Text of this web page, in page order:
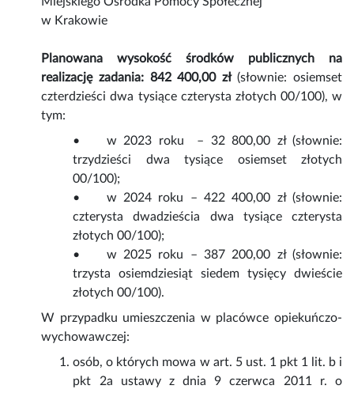
w Krakowie
Planowana wysokość środków publicznych na
realizację zadania: 842 400,00 zł(słownie: osiemset
czterdzieści dwa tysiące czterysta złotych 00/100), w
tym:
• w 2023 roku – 32 800,00 zł (słownie:
trzydzieści dwa tysiące osiemset złotych
00/100);
• w 2024 roku – 422 400,00 zł (słownie:
czterysta dwadzieścia dwa tysiące czterysta
złotych 00/100);
• w 2025 roku – 387 200,00 zł (słownie:
trzysta osiemdziesiąt siedem tysięcy dwieście
złotych 00/100).
W przypadku umieszczenia w placówce opiekuńczo-
wychowawczej:
osób, o których mowa w art. 5 ust. 1 pkt 1 lit. b i
pkt 2a ustawy z dnia 9 czerwca 2011 r. o